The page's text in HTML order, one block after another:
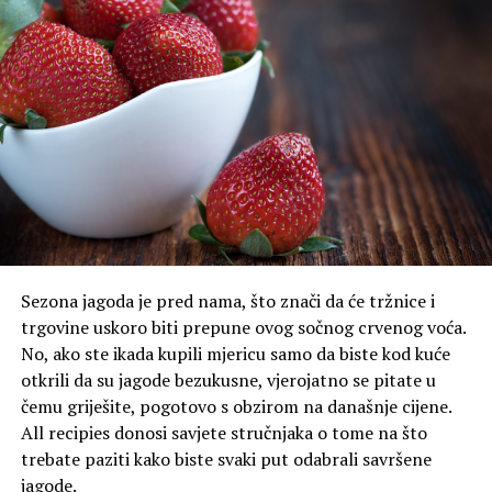
No votes yet.
POVEZANE TEME : DEMENCIJA
ENERGETSKA BOMBA
ESPRESSO
UP NEXT
Kako biste smanjili rizik od demencije, svaki dan jedite
jednu vrstu bobičastog voća
NE PROPUSTITE
8 najčešćih problema s kojima se suočavaju roditelji iz
generacije Z i milenijalci
Sezona jagoda je pred nama, što znači da će tržnice i
trgovine uskoro biti prepune ovog sočnog crvenog voća.
No, ako ste ikada kupili mjericu samo da biste kod kuće
otkrili da su jagode bezukusne, vjerojatno se pitate u
čemu griješite, pogotovo s obzirom na današnje cijene.
All recipies donosi savjete stručnjaka o tome na što
trebate paziti kako biste svaki put odabrali savršene
jagode.